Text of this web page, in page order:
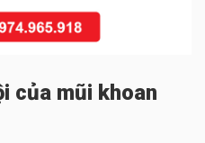
của mũi khoan